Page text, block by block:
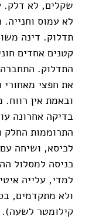
שקלים, לא דלק.
לא עמוס
תדלוק. דינה
קטנים אחדים
התדלוק.
את חפצי מאחורי
ובאמת אין רווח.
בדיקה אחרונה
התרוממות החלק
לכיסא, ושיחה
כניסה למסלול
למדי, עלייה
קילומטר לשעה).